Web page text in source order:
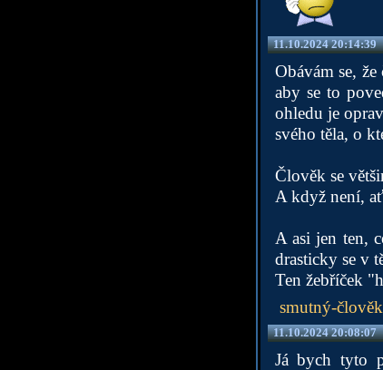
11.10.2024 20:14:39
Obávám se,
aby se to
ohledu je
svého těla, o
Člověk se
A když není,
A asi jen ten,
drasticky se v
Ten žebříček
smutný-člověk
11.10.2024 20:08:07
Já bych tyto